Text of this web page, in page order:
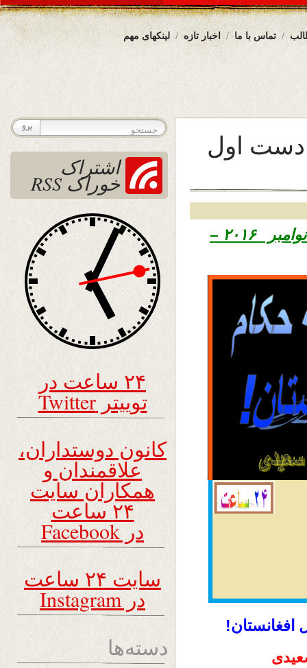
لینکهای مهم اخبار تازه تماس با ما
اول
تاریخ نشر شنبه ۲۹ عقرب ۱۳۹۵ – ۱۹ نوامبر ۲۰۱۶ –
اشتراک
خوراک RSS
۲۴ ساعت در
توییتر Twitter
کانون دوستداران،
علاقمندان و
همکاران سایت
۲۴ ساعت
در Facebook
سایت ۲۴ ساعت
در Instagram
دسته‌ها